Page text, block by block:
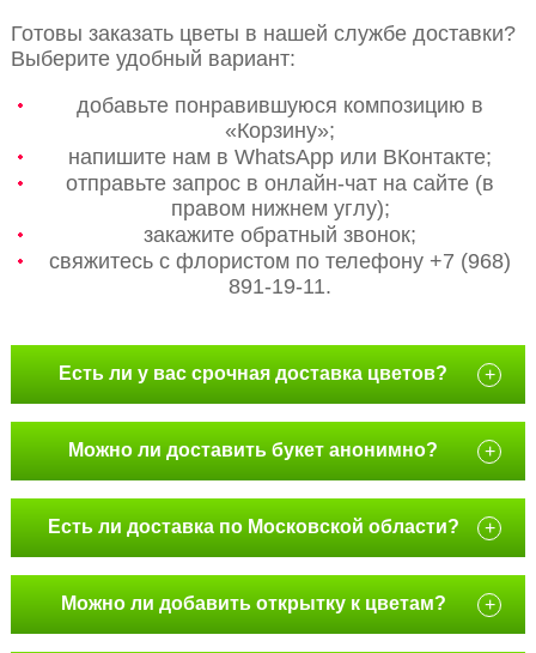
Готовы заказать цветы в нашей службе доставки?
Выберите удобный вариант:
добавьте понравившуюся композицию в
«Корзину»;
напишите нам в WhatsApp или ВКонтакте;
отправьте запрос в онлайн-чат на сайте (в
правом нижнем углу);
закажите обратный звонок;
свяжитесь с флористом по телефону +7 (968)
891-19-11.
Есть ли у вас срочная доставка цветов? +
Можно ли доставить букет анонимно? +
Есть ли доставка по Московской области? +
Можно ли добавить открытку к цветам? +